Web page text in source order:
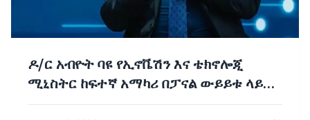
ዶ/ር አብዮት ባዩ የኢኖቬሽን እና ቴክኖሎጂ
ሚኒስትር ከፍተኛ አማካሪ በፓናል ውይይቱ ላይ
ተገኝተው ባደረጉት ንግግር፦